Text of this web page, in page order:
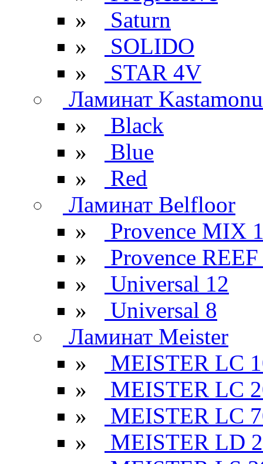
»
Saturn
»
SOLIDO
»
STAR 4V
Ламинат Kastamonu
»
Black
»
Blue
»
Red
Ламинат Belfloor
»
Provence MIX
»
Provence
»
Universal 12
»
Universal 8
Ламинат Meister
»
MEISTER LC
»
MEISTER LC
»
MEISTER LC
»
MEISTER LD